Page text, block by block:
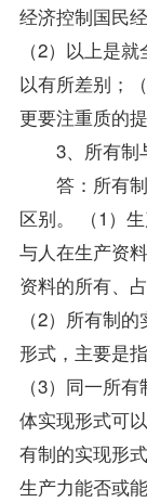
经济控制国民
（2）以上是
以有所差别；
更要注重质的提
3、所有制与
答：所有制
区别。 （1）
与人在生产资
资料的所有、
（2）所有制
形式，主要是
（3）同一所
体实现形式可
有制的实现形
生产力能否或